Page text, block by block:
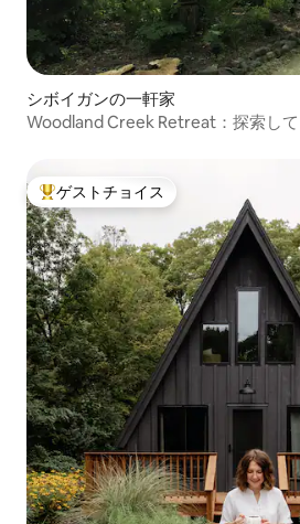
シボイガンの一軒家
Woodland Creek Retreat：探索して
大好評のゲストチョイスです。
ゲストチョイス